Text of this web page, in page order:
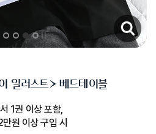
일러스트> 베드테이블
1권 이상 포함,
원 이상 구입 시